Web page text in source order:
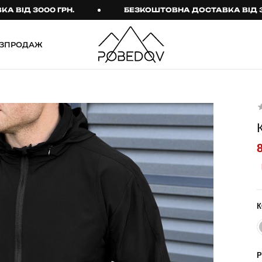
ГРН. БЕЗКОШТОВНА ДОСТАВКА ВІД 3000
Джогери
Карго
Спортивні штани
Тактичний жіночий
одяг
Тактичний чоловічий
одяг
Тактичні рукавиці
Тактичні шкарпетки
ТЕРМО-КОМПЛЕКТИ
ФУТБОЛКИ І СОРОЧКИ